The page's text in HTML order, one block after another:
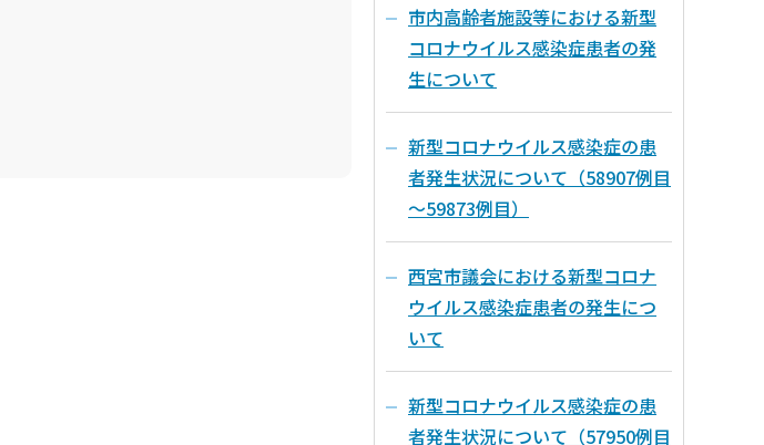
市内高齢者施設等における新型
コロナウイルス感染症患者の発
生について
新型コロナウイルス感染症の患
者発生状況について（58907例目
～59873例目）
西宮市議会における新型コロナ
ウイルス感染症患者の発生につ
いて
新型コロナウイルス感染症の患
者発生状況について（57950例目